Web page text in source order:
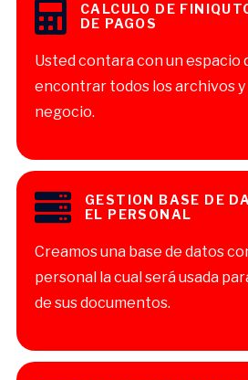
CALCULO DE
DE PAGOS
Usted contara con un espacio
encontrar todos los archivos y
negocio.
GESTION BASE DE
EL PERSONAL
Creamos una base de datos
personal la cual será usada
de sus documentos.